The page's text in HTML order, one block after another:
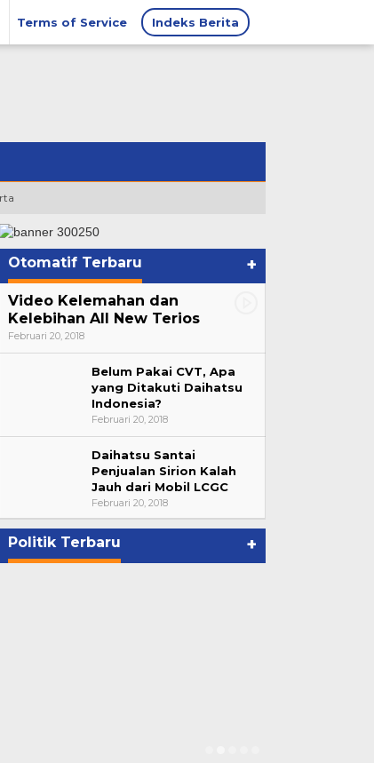
Terms of Service Indeks Berita
Otomatif Terbaru +
Video Kelemahan dan
Kelebihan All New Terios
Februari 20, 2018
Belum Pakai CVT, Apa
yang Ditakuti Daihatsu
Indonesia?
Februari 20, 2018
Daihatsu Santai
Penjualan Sirion Kalah
Jauh dari Mobil LCGC
Februari 20, 2018
Politik Terbaru +
Bupati Ahmad Hijazi, Hadiri
Paripurna Hasil Penetapan
Paslon Bupati dan Wabup Te…
LEBONG
Januari 29, 2021